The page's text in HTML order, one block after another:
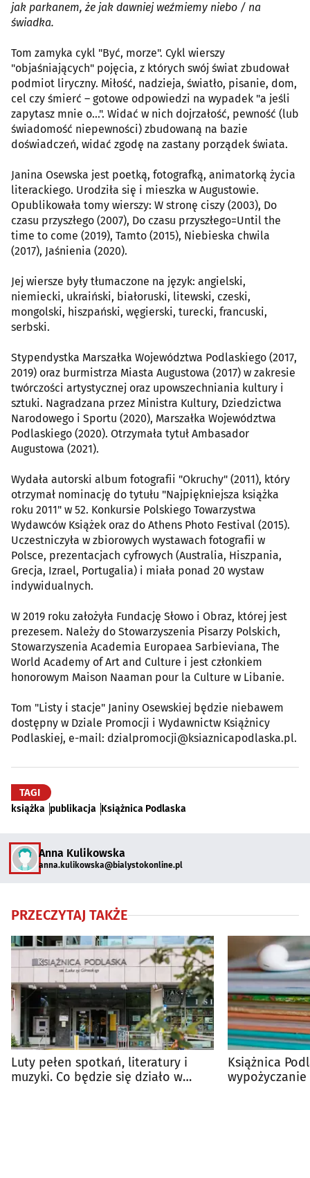
jak parkanem, że jak dawniej weźmiemy niebo / na
świadka.
Tom zamyka cykl "Być, morze". Cykl wierszy
"objaśniających" pojęcia, z których swój świat zbudował
podmiot liryczny. Miłość, nadzieja, światło, pisanie, dom,
cel czy śmierć – gotowe odpowiedzi na wypadek "a jeśli
zapytasz mnie o...". Widać w nich dojrzałość, pewność (lub
świadomość niepewności) zbudowaną na bazie
doświadczeń, widać zgodę na zastany porządek świata.
Janina Osewska jest poetką, fotografką, animatorką życia
literackiego. Urodziła się i mieszka w Augustowie.
Opublikowała tomy wierszy: W stronę ciszy (2003), Do
czasu przyszłego (2007), Do czasu przyszłego=Until the
time to come (2019), Tamto (2015), Niebieska chwila
(2017), Jaśnienia (2020).
Jej wiersze były tłumaczone na język: angielski,
niemiecki, ukraiński, białoruski, litewski, czeski,
mongolski, hiszpański, węgierski, turecki, francuski,
serbski.
Stypendystka Marszałka Województwa Podlaskiego (2017,
2019) oraz burmistrza Miasta Augustowa (2017) w zakresie
twórczości artystycznej oraz upowszechniania kultury i
sztuki. Nagradzana przez Ministra Kultury, Dziedzictwa
Narodowego i Sportu (2020), Marszałka Województwa
Podlaskiego (2020). Otrzymała tytuł Ambasador
Augustowa (2021).
Wydała autorski album fotografii "Okruchy" (2011), który
otrzymał nominację do tytułu "Najpiękniejsza książka
roku 2011" w 52. Konkursie Polskiego Towarzystwa
Wydawców Książek oraz do Athens Photo Festival (2015).
Uczestniczyła w zbiorowych wystawach fotografii w
Polsce, prezentacjach cyfrowych (Australia, Hiszpania,
Grecja, Izrael, Portugalia) i miała ponad 20 wystaw
indywidualnych.
W 2019 roku założyła Fundację Słowo i Obraz, której jest
prezesem. Należy do Stowarzyszenia Pisarzy Polskich,
Stowarzyszenia Academia Europaea Sarbieviana, The
World Academy of Art and Culture i jest członkiem
honorowym Maison Naaman pour la Culture w Libanie.
Tom "Listy i stacje" Janiny Osewskiej będzie niebawem
dostępny w Dziale Promocji i Wydawnictw Książnicy
Podlaskiej, e-mail: dzialpromocji@ksiaznicapodlaska.pl.
TAGI
książka publikacja Książnica Podlaska
Anna Kulikowska
anna.kulikowska@bialystokonline.pl
PRZECZYTAJ TAKŻE
Luty pełen spotkań, literatury i
muzyki. Co będzie się działo w
Książnica